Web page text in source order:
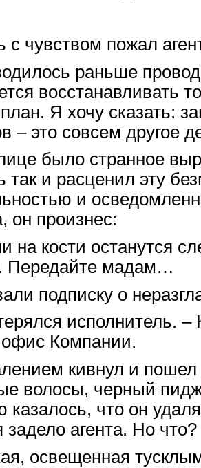
с чувством пожал
раньше
восстанавливать
Я хочу сказать:
– это совсем другое
было странное
так и расценил эту
и
он произнес:
на кости останутся
Передайте мадам…
подписку о
исполнитель.
Компании.
кивнул и
волосы, черный
казалось, что он
задело агента. Но
освещенная